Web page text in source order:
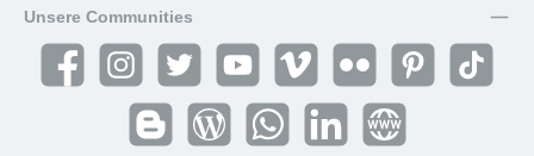
Unsere Communities
Facebook Instagram Twitter YouTube Vimeo Flickr Pinterest TikTok
Blogger Blog WhatsApp Website